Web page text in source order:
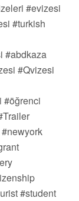
#evizesi
#turkish
#abdkaza
#Qvizesi
#öğrenci
#student